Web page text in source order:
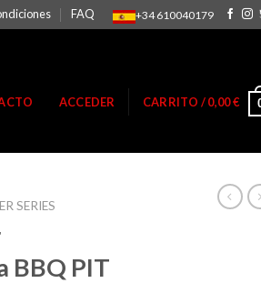
FAQ +34 610040179
ACCEDER CARRITO /0,00€
SERIES
BBQ PIT